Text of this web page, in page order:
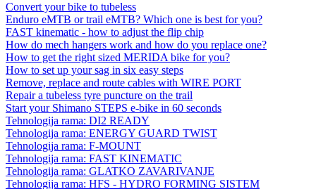
Convert your bike to tubeless
Enduro eMTB or trail eMTB? Which one is best for you?
FAST kinematic - how to adjust the flip chip
How do mech hangers work and how do you replace one?
How to get the right sized MERIDA bike for you?
How to set up your sag in six easy steps
Remove, replace and route cables with WIRE PORT
Repair a tubeless tyre puncture on the trail
Start your Shimano STEPS e-bike in 60 seconds
Tehnologija rama: DI2 READY
Tehnologija rama: ENERGY GUARD TWIST
Tehnologija rama: F-MOUNT
Tehnologija rama: FAST KINEMATIC
Tehnologija rama: GLATKO ZAVARIVANJE
Tehnologija rama: HFS - HYDRO FORMING SISTEM